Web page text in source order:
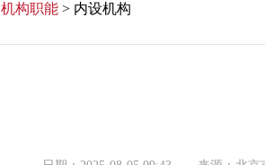
机构职能 > 内设机构